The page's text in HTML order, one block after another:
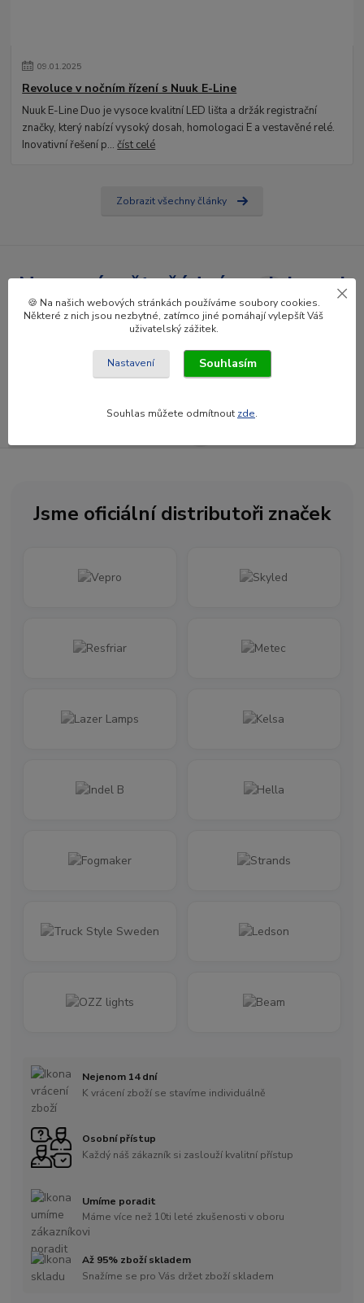
09.01.2025
Revoluce v nočním řízení s Nuuk E-Line
Nuuk E-Line Duo je vysoce kvalitní LED lišta a držák registrační
značky, který nabízí vysoký dosah, homologaci E a vestavěné relé.
Inovativní řešení p...číst celé
Zobrazit všechny články
Nepropásněte žádné novinky ani
slevy!
Přihlásit se
Newsletter posíláme maximálně jednou za měsíc
Jsme oficiální distributoři značek
Nejenom 14 dní
K vrácení zboží se stavíme individuálně
Osobní přístup
Každý náš zákazník si zaslouží kvalitní přístup
Umíme poradit
Máme více než 10ti leté zkušenosti v oboru
Až 95% zboží skladem
Snažíme se pro Vás držet zboží skladem
🍪 Na našich webových stránkách používáme soubory cookies.
Některé z nich jsou nezbytné, zatímco jiné pomáhají vylepšít Váš
uživatelský zážitek.
Nastavení Souhlasím
Souhlas můžete odmítnout zde.